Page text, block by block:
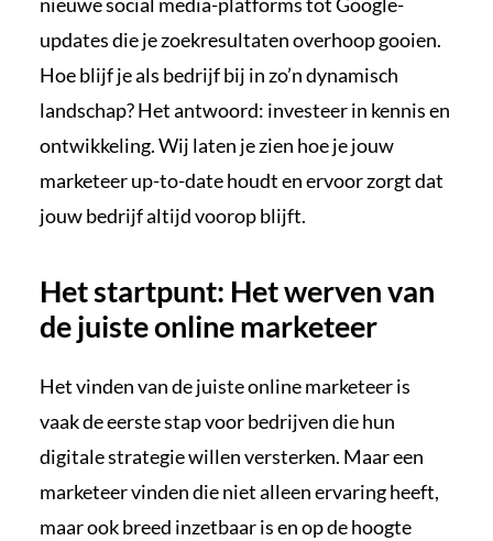
updates die je zoekresultaten overhoop gooien.
Hoe blijf je als bedrijf bij in zo’n dynamisch
landschap? Het antwoord: investeer in kennis en
ontwikkeling. Wij laten je zien hoe je jouw
marketeer up-to-date houdt en ervoor zorgt dat
jouw bedrijf altijd voorop blijft.
Het startpunt: Het werven van
de juiste online marketeer
Het vinden van de juiste online marketeer is
vaak de eerste stap voor bedrijven die hun
digitale strategie willen versterken. Maar een
marketeer vinden die niet alleen ervaring heeft,
maar ook breed inzetbaar is en op de hoogte